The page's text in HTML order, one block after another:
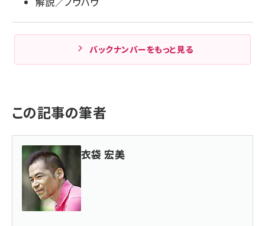
バックナンバーをもっと見る
この記事の筆者
衣袋 宏美